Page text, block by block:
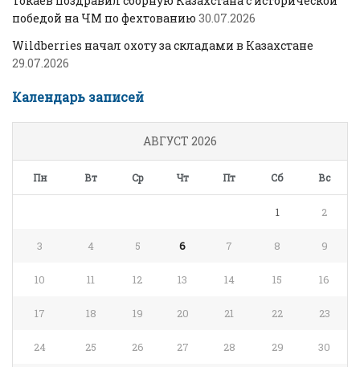
победой на ЧМ по фехтованию 30.07.2026
Wildberries начал охоту за складами в Казахстане
29.07.2026
Календарь записей
АВГУСТ 2026
Пн Вт Ср Чт Пт Сб Вс
1 2
3 4 5 6 7 8 9
10 11 12 13 14 15 16
17 18 19 20 21 22 23
24 25 26 27 28 29 30